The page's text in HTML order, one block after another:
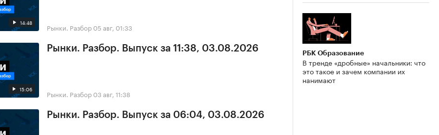
14:48 Рынки. Разбор 05 авг, 01:33
15:06
Рынки. Разбор. Выпуск за 11:38, 03.08.2026
Рынки. Разбор 03 авг, 11:38
Рынки. Разбор. Выпуск за 06:04, 03.08.2026
РБК Образование
В тренде «дробные» начальники: что
это такое и зачем компании их
нанимают